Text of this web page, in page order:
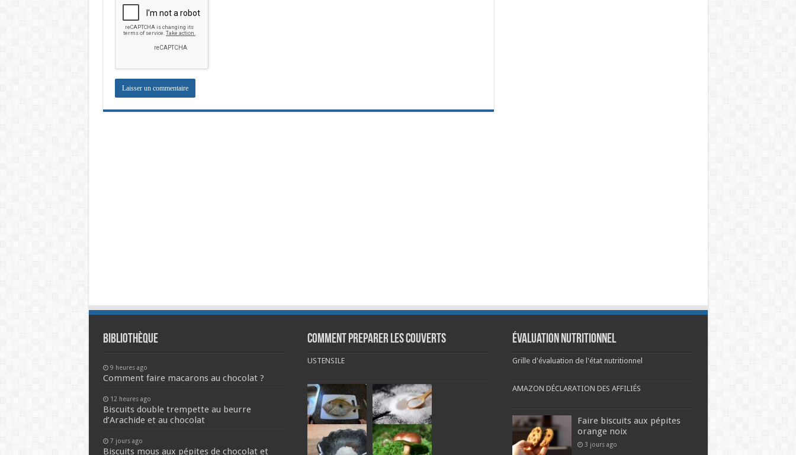
Bibliothèque
9 heures ago
Comment faire macarons au chocolat ?
12 heures ago
Biscuits double trempette au beurre
d’Arachide et au chocolat
7 jours ago
Biscuits mous aux pépites de chocolat et
COMMENT PREPARER LES COUVERTS
USTENSILE
Évaluation nutritionnel
Grille d'évaluation de l'état nutritionnel
AMAZON DÉCLARATION DES AFFILIÉS
Faire biscuits aux pépites
orange noix
3 jours ago